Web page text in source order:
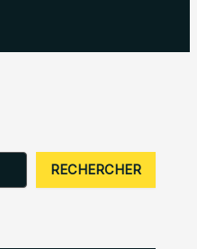
RECHERCHER